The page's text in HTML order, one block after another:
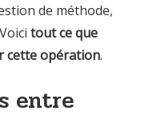
de méthode,
tout ce que
cette opération.
entre